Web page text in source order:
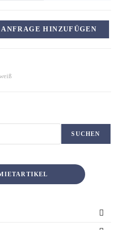
ANFRAGE HINZUFÜGEN
SUCHEN